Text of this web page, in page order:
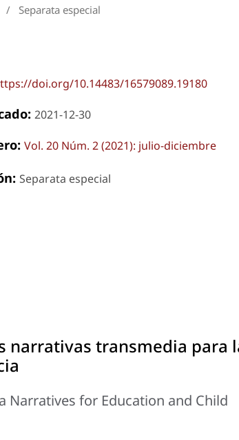
/ Separata especial
doi.org/10.14483/16579089.19180
2021-12-30
Vol. 20 Núm. 2 (2021): julio-diciembre
Separata especial
narrativas transmedia para
Narratives for Education and Child